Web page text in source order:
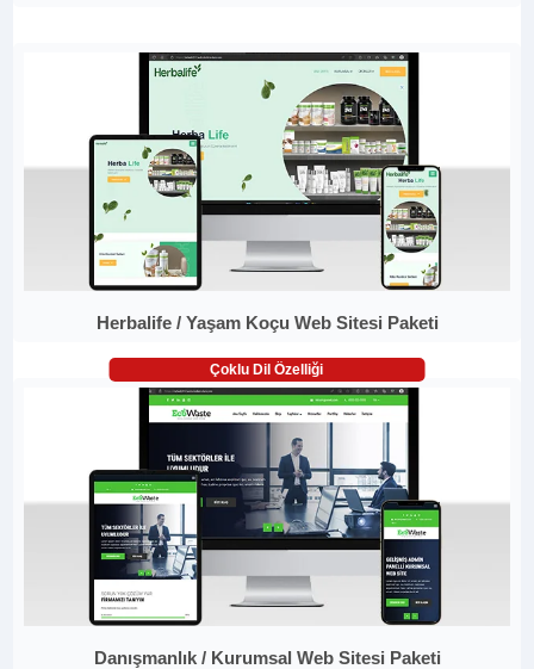
Herbalife / Yaşam Koçu Web Sitesi Paketi
Çoklu Dil Özelliği
Danışmanlık / Kurumsal Web Sitesi Paketi